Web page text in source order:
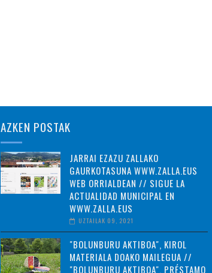
AZKEN POSTAK
JARRAI EZAZU ZALLAKO
GAURKOTASUNA WWW.ZALLA.EUS
WEB ORRIALDEAN // SIGUE LA
ACTUALIDAD MUNICIPAL EN
WWW.ZALLA.EUS
UZTAILAK 09, 2021
"BOLUNBURU AKTIBOA", KIROL
MATERIALA DOAKO MAILEGUA //
"BOLUNBURU AKTIBOA", PRÉSTAMO